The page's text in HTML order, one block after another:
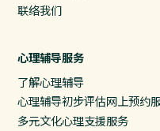
联络我们
心理辅导服务
了解心理辅导
心理辅导初步评估网上预约
多元文化心理支援服务